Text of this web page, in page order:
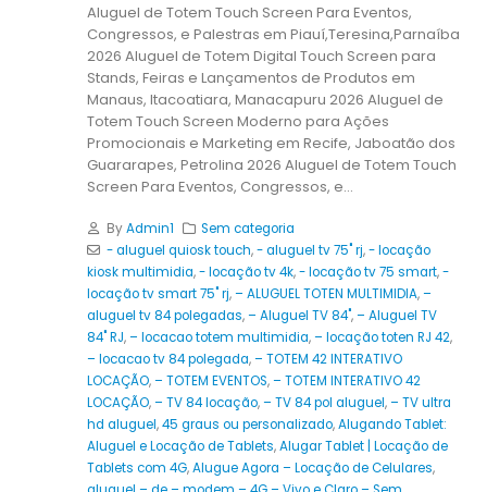
Aluguel de Totem Touch Screen Para Eventos,
Congressos, e Palestras em Piauí,Teresina,Parnaíba
2026 Aluguel de Totem Digital Touch Screen para
Stands, Feiras e Lançamentos de Produtos em
Manaus, Itacoatiara, Manacapuru 2026 Aluguel de
Totem Touch Screen Moderno para Ações
Promocionais e Marketing em Recife, Jaboatão dos
Guararapes, Petrolina 2026 Aluguel de Totem Touch
Screen Para Eventos, Congressos, e...
ByAdmin1
Sem categoria
- aluguel quiosk touch,- aluguel tv 75" rj,- locação
kiosk multimidia,- locação tv 4k,- locação tv 75 smart,-
locação tv smart 75" rj,– ALUGUEL TOTEN MULTIMIDIA,–
aluguel tv 84 polegadas,– Aluguel TV 84",– Aluguel TV
84" RJ,– locacao totem multimidia,– locação toten RJ 42,
– locacao tv 84 polegada,– TOTEM 42 INTERATIVO
LOCAÇÃO,– TOTEM EVENTOS,– TOTEM INTERATIVO 42
LOCAÇÃO,– TV 84 locação,– TV 84 pol aluguel,– TV ultra
hd aluguel,45 graus ou personalizado,Alugando Tablet:
Aluguel e Locação de Tablets,Alugar Tablet | Locação de
Tablets com 4G,Alugue Agora – Locação de Celulares,